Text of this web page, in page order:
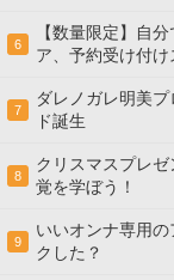
6
【数量限定】自
ア、予約受け付け
7
ダレノガレ明美
ド誕生
8
クリスマスプレ
覚を学ぼう！
9
いいオンナ専用
クした？